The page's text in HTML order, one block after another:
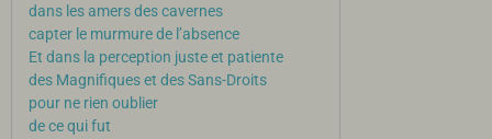
dans les amers des cavernes
capter le murmure de l’absence
Et dans la perception juste et patiente
des Magnifiques et des Sans-Droits
pour ne rien oublier
de ce qui fut